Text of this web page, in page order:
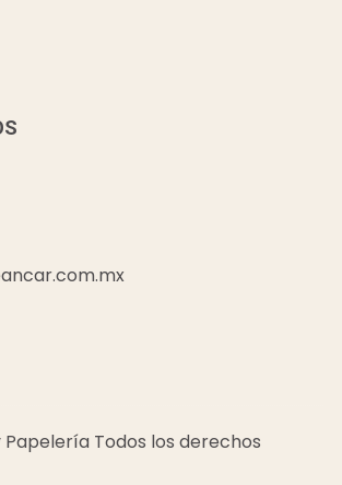
Todos los derechos